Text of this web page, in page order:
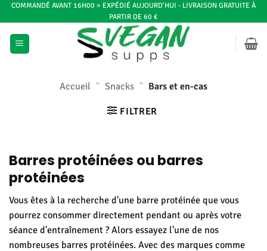
Skip
to
content
COMMANDÉ AVANT 16H00 = EXPÉDIÉ AUJOURD'HUI - LIVRAISON GRATUITE À
PARTIR DE 60 €
Accueil " Snacks " Bars et en-cas
FILTRER
Barres protéinées ou barres
protéinées
Vous êtes à la recherche d'une barre protéinée que vous
pourrez consommer directement pendant ou après votre
séance d'entraînement ? Alors essayez l'une de nos
nombreuses barres protéinées. Avec des marques comme